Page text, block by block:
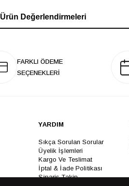
Ürün Değerlendirmeleri
FARKLI ÖDEME
SEÇENEKLERİ
YARDIM
Sıkça Sorulan Sorular
Üyelik İşlemleri
Kargo Ve Teslimat
İptal & İade Politikası
Sipariş Takip